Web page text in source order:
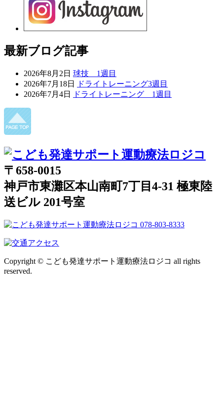
最新ブログ記事
2026年8月2日 球技 1週目
2026年7月18日
ドライトレーニング3週目
2026年7月4日
ドライトレーニング 1週目
〒658-0015
神戸市東灘区本山南町7丁目4-31 極東陸
送ビル 201号室
Copyright © こども発達サポート運動療法ロジコ all rights
reserved.